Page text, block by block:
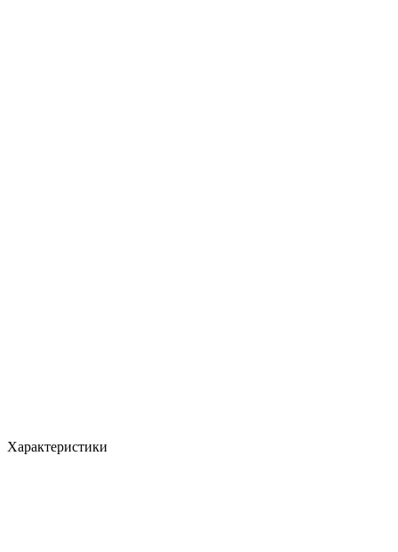
Характеристики